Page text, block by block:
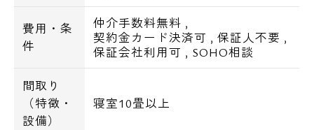
費用・条
件
仲介手数料無料 ,
契約金カード決済可 , 保証人不要 ,
保証会社利用可 , SOHO相談
間取り
（特徴・
設備）
寝室10畳以上